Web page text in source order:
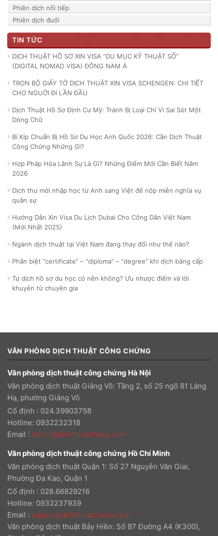
Phiên dịch nối tiếp
Phiên dịch đuổi
TIN TỨC
DỊCH THUẬT HỒ SƠ XIN VISA “DU MỤC KỸ THUẬT SỐ”
(DIGITAL NOMAD VISA) ĐÔNG NAM Á
TRỌN BỘ GIẤY TỜ DỊCH THUẬT XIN VISA SCHENGEN: CHI TIẾT
CHO NGUỜI ĐI LẦN ĐẦU
Dịch Thuật Hồ Sơ Định Cư Mỹ: Tránh Bị Loại Chỉ Vì Sai Sót Một
Dòng Chữ
Bí Kíp Chuẩn Bị Hồ Sơ Du Học Anh Quốc 2026: Cần Dịch Thuật
Công Chứng Những Gì?
Hợp Pháp Hóa Lãnh Sự Là Gì? Những Điểm Mới Cần Biết Năm
2026
Dịch thư mời nhập học từ Anh sang Việt để nộp miễn nghĩa vụ
quân sự
Hướng Dẫn Xin Visa Du Lịch Dubai Cho Công Dân Việt Nam
(Mới Nhất 2025)
Ngành dịch thuật tại Việt Nam đang thay đổi như thế nào?
Phân biệt “certificate” – “diploma” – “degree” khi dịch bằng cấp
Tự dịch hồ sơ du học có nên không? Ưu nhược điểm và lời
khuyên từ chuyên gia
VĂN PHÒNG DỊCH THUẬT CÔNG CHỨNG
Văn phòng dịch thuật công chứng Hà Nội
Văn phòng dịch thuật Giảng Võ: Tầng 2, số 25 ngõ 81 Láng
Hạ, phường Giảng Võ
Cố định : 024.39903758
Hotline: 0932232318
Email : hanoi@dichthuatchaua.com
Văn phòng dịch thuật công chứng Hồ Chí Minh
Văn phòng dịch thuật Quận 1: Số 27 Nguyễn Văn Giai,
Phường Đa Kao, Quận 1
Cố định : 028.66829216
Hotline: 0932237939
Email : saigon@dichthuatchaua.com
Văn phòng dịch thuật Bảy Hiền: Số 87 Đường A4 (K300),